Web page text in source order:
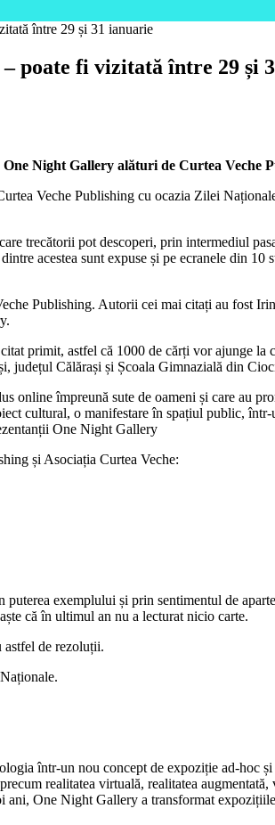
între 29 și 31 ianuarie
poate fi vizitată între 29 și
One Night Gallery alături de Curtea Veche
Veche Publishing cu ocazia Zilei
trecătorii pot descoperi, prin intermediul
acestea sunt expuse și pe ecranele din
Publishing. Autorii cei mai citați au fost
primit, astfel că 1000 de cărți vor ajunge
județul Călărași și Școala Gimnazială din
online împreună sute de oameni și care au
cultural, o manifestare în spațiul public,
One Night Gallery
și Asociația Curtea Veche:
exemplului și prin sentimentul de
că în ultimul an nu a lecturat nicio carte.
astfel de rezoluții.
într-un nou concept de expoziție ad-hoc
realitatea virtuală, realitatea
One Night Gallery a transformat